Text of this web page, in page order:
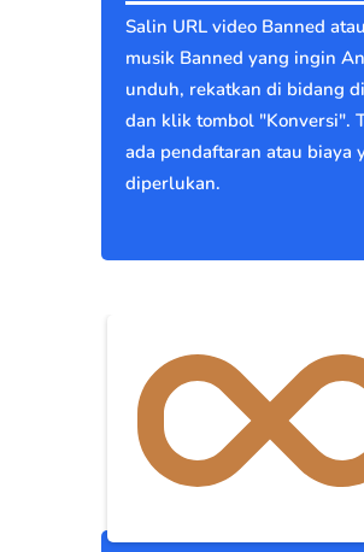
Salin URL video Banned atau
musik Banned yang ingin
unduh, rekatkan di bidang
dan klik tombol "Konversi".
ada pendaftaran atau biaya
diperlukan.